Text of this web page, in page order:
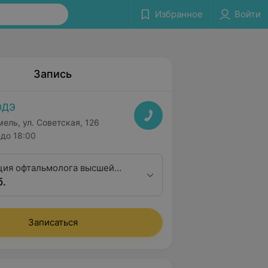
Избранное Войти
Запись
ул. Советская, 126
до 18:00
офтальмолога высшей
категории
Записаться